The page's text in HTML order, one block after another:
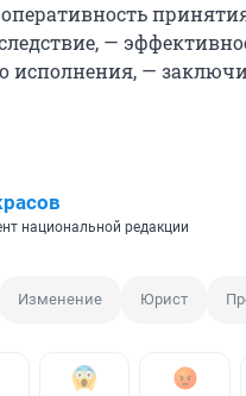
—
исполнения, —
национальной редакции
Изменение Юрист